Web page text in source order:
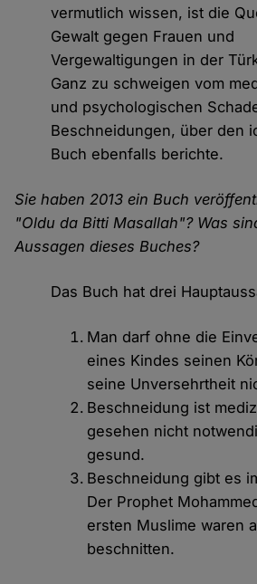
vermutlich wissen, ist die
Gewalt gegen Frauen und
Vergewaltigungen in der
Ganz zu schweigen vom
und psychologischen
Beschneidungen, über den
Buch ebenfalls berichte.
Sie haben 2013 ein Buch
"Oldu da Bitti Masallah"? Was
Aussagen dieses Buches?
Das Buch hat drei
Man darf ohne die
eines Kindes seinen
seine Unversehrtheit
Beschneidung ist
gesehen nicht
gesund.
Beschneidung gibt es
Der Prophet
ersten Muslime waren
beschnitten.